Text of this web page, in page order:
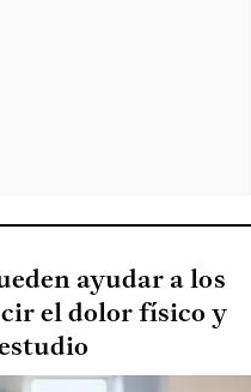
ayudar a los
el dolor físico y